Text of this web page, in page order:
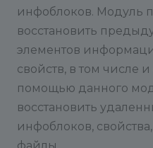
Если инфоблок
этому моменту
восстанавливается.
восстанавливается и
вмодуле лишь один
восстановления можут
актуальной. Свойства
инфоблоков. Модуль
восстановить
элементов
свойств, в том числе
помощью данного
восстановить
инфоблоков,